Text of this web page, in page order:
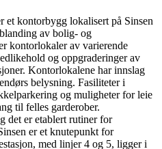
et kontorbygg lokalisert på Sinsen
av bolig- og
kontorlokaler av varierende
og oppgraderinger av
Kontorlokalene har innslag
belysning. Fasiliteter i
og muligheter for leie
til felles garderober.
det er etablert rutiner for
er et knutepunkt for
med linjer 4 og 5, ligger i